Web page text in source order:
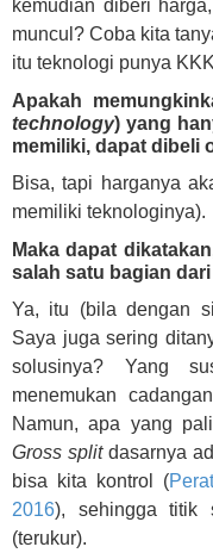
kemudian diberi
muncul? Coba kita
itu teknologi punya
Apakah
technology) yang
memiliki, dapat dibeli
Bisa, tapi harganya
memiliki teknologinya).
Maka dapat
salah satu bagian dari
Ya, itu (bila dengan
Saya juga sering
solusinya? Yang
menemukan
Namun, apa yang
Gross splitdasarnya
bisa kita kontrol (
2016), sehingga titik
(terukur).